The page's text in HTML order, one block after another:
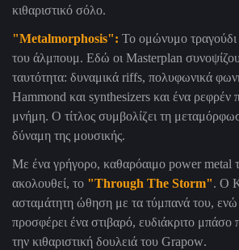
κιθαριστικό σόλο.
"Metalmorphosis": Το ομώνυμο τραγούδι
του άλμπουμ. Εδώ οι Masterplan
ταυτότητα: δυναμικά riffs, πολυφωνικά
Hammond και synthesizers και ένα ρεφρέν
μνήμη. Ο τίτλος συμβολίζει τη
δύναμη της μουσικής.
Με ένα γρήγορο, καθαρόαιμο power metal
ακολουθεί, το "Through The Storm". Ο
ασταμάτητη ώθηση με τα τύμπανά του,
προσφέρει ένα στιβαρό, ευδιάκριτο μπάσο
την κιθαριστική δουλειά του Grapow.